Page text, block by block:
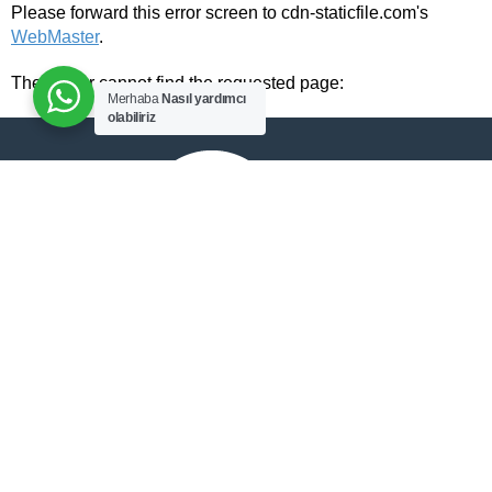
Merhaba Nasıl yardımcı
olabiliriz
Please forward this error screen to cdn-staticfile.com's
WebMaster.
The server cannot find the requested page: